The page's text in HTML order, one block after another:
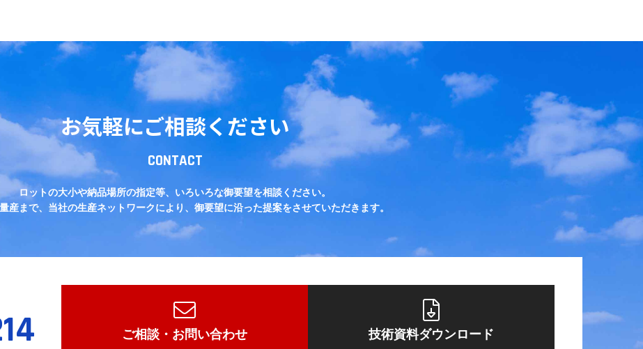
お気軽にご相談ください
CONTACT
ロットの大小や納品場所の指定等、いろいろな御要望を相談ください。
産まで、当社の生産ネットワークにより、御要望に沿った提案をさせていただきます。
ご相談・お問い合わせ 技術資料ダウンロード